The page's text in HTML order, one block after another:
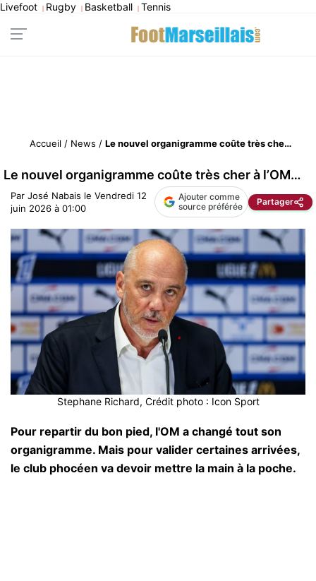
Livefoot | Rugby | Basketball | Tennis
Accueil / News / Le nouvel organigramme coûte très cher à l’OM…
Le nouvel organigramme coûte très cher à l’OM…
Par José Nabais le Vendredi 12
juin 2026 à 01:00
Ajouter comme
source préférée
Partager
Stephane Richard, Crédit photo : Icon Sport
Pour repartir du bon pied, l'OM a changé tout son
organigramme. Mais pour valider certaines arrivées,
le club phocéen va devoir mettre la main à la poche.